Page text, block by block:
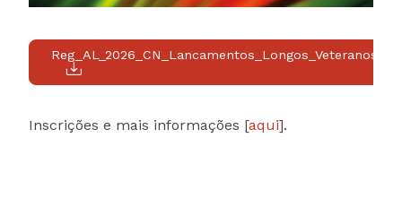
Reg_AL_2026_CN_Lancamentos_Longos_Veteranos-
Inscrições e mais informações [aqui].